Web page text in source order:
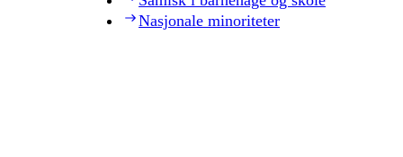
Nasjonale minoriteter